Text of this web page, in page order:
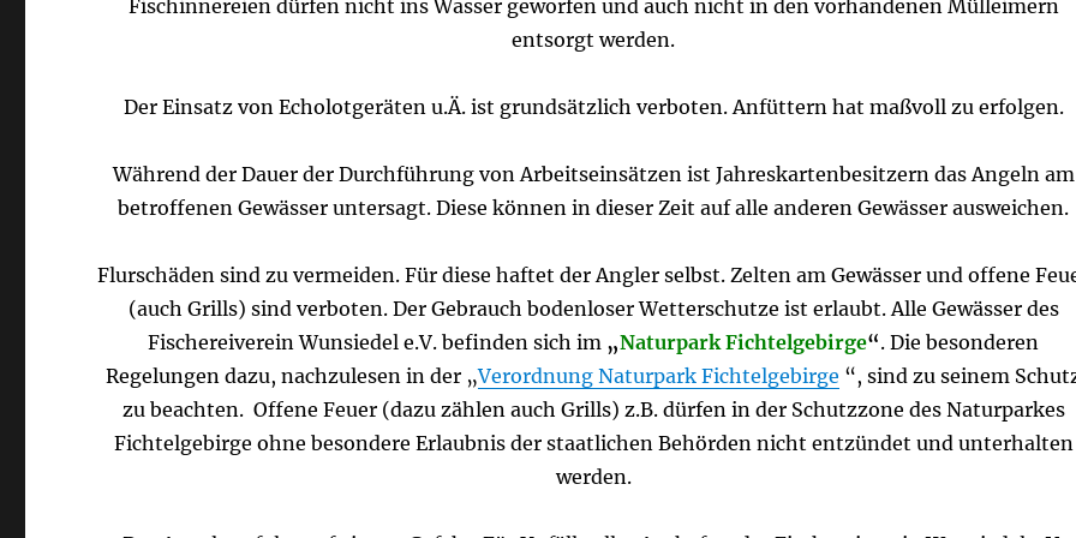
Fischinnereien dürfen nicht ins Wasser geworfen und auch nicht in den vorhandenen Mülleimern
entsorgt werden.
Der Einsatz von Echolotgeräten u.Ä. ist grundsätzlich verboten. Anfüttern hat maßvoll zu erfolgen.
Während der Dauer der Durchführung von Arbeitseinsätzen ist Jahreskartenbesitzern das Angeln am
betroffenen Gewässer untersagt. Diese können in dieser Zeit auf alle anderen Gewässer ausweichen.
Flurschäden sind zu vermeiden. Für diese haftet der Angler selbst. Zelten am Gewässer und offene
(auch Grills) sind verboten. Der Gebrauch bodenloser Wetterschutze ist erlaubt. Alle Gewässer des
Fischereiverein Wunsiedel e.V. befinden sich im „Naturpark Fichtelgebirge“. Die besonderen
Regelungen dazu, nachzulesen in der „Verordnung Naturpark Fichtelgebirge “, sind zu seinem
zu beachten. Offene Feuer (dazu zählen auch Grills) z.B. dürfen in der Schutzzone des Naturparkes
Fichtelgebirge ohne besondere Erlaubnis der staatlichen Behörden nicht entzündet und unterhalten
werden.